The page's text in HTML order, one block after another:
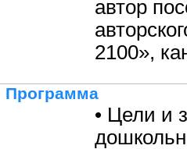
автор
2100»,
Программа
• Цели и